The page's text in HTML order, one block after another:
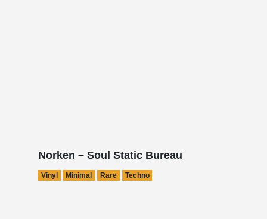
Norken – Soul Static Bureau
Vinyl Minimal Rare Techno